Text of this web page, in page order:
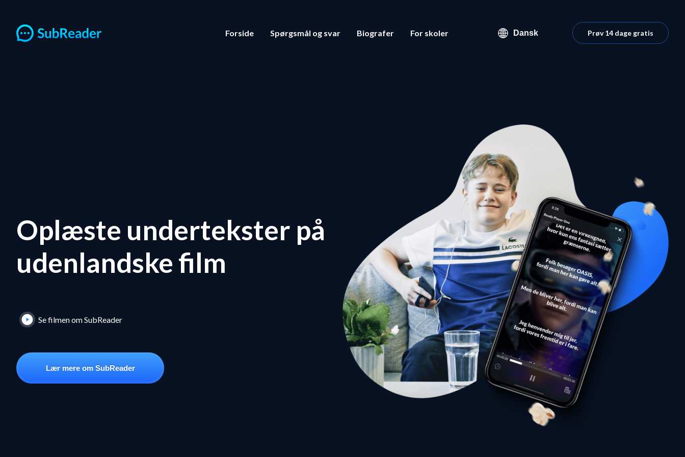
Forside Spørgsmål og svar Biografer For skoler Dansk Prøv 14 dage gratis
Oplæste undertekster på
udenlandske film
Se filmen om SubReader
Lær mere om SubReader